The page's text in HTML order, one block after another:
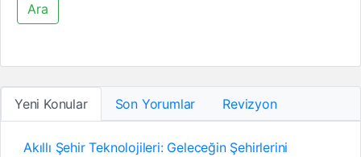
Ara
Yeni Konular Son Yorumlar Revizyon
Akıllı Şehir Teknolojileri: Geleceğin Şehirlerini